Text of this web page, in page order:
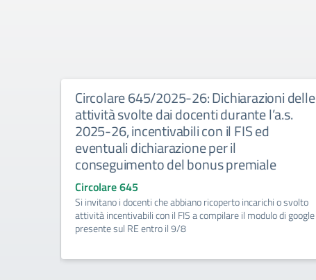
Circolare 645/2025-26: Dichiarazioni delle
attività svolte dai docenti durante l’a.s.
2025-26, incentivabili con il FIS ed
eventuali dichiarazione per il
conseguimento del bonus premiale
Circolare 645
Si invitano i docenti che abbiano ricoperto incarichi o svolto
attività incentivabili con il FIS a compilare il modulo di google
presente sul RE entro il 9/8